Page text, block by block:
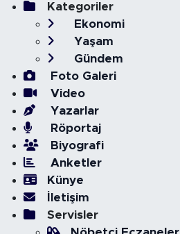
Kategoriler
Ekonomi
Yaşam
Gündem
Foto Galeri
Video
Yazarlar
Röportaj
Biyografi
Anketler
Künye
İletişim
Servisler